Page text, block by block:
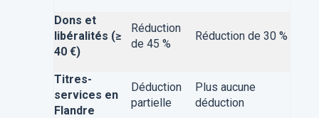
Dons et
libéralités (≥
40 €)
Réduction
de 45 %
Réduction de 30 %
Titres-
services en
Flandre
Déduction
partielle
Plus aucune
déduction